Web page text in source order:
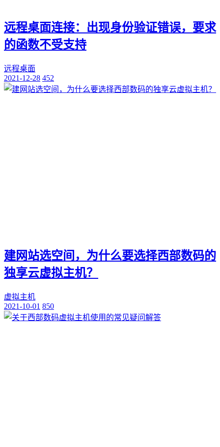
远程桌面连接：出现身份验证错误，要求
的函数不受支持
远程桌面
2021-12-28 452
建网站选空间，为什么要选择西部数码的
独享云虚拟主机？
虚拟主机
2021-10-01 850